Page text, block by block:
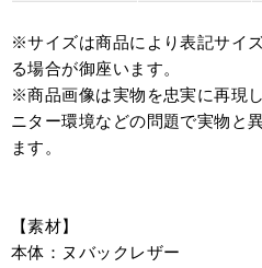
※サイズは商品により表記サイ
る場合が御座います。
※商品画像は実物を忠実に再現
ニター環境などの問題で実物と
ます。
【素材】
本体：ヌバックレザー